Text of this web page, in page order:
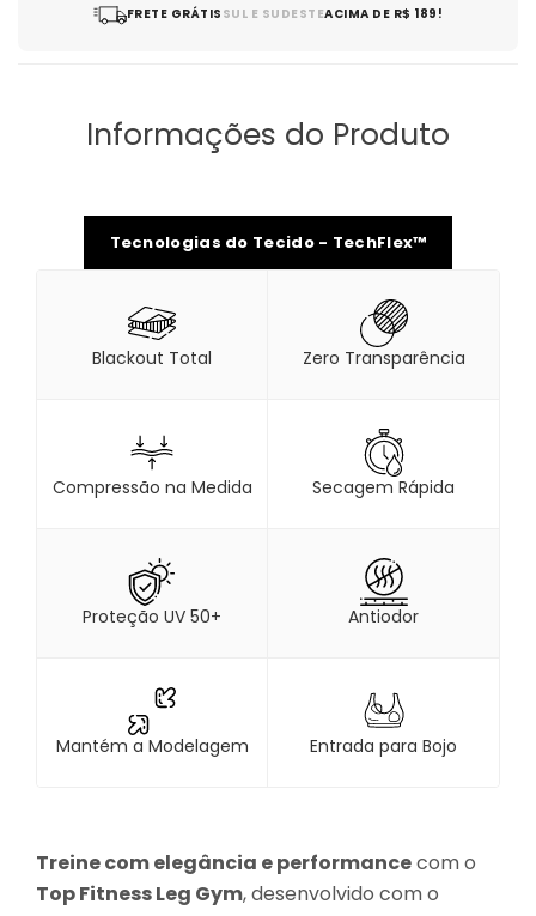
FRETE GRÁTIS SUL E SUDESTEACIMA DE R$ 189!
Informações do Produto
Tecnologias do Tecido - TechFlex™
Blackout Total Zero Transparência
Compressão na Medida Secagem Rápida
Proteção UV 50+ Antiodor
Mantém a Modelagem Entrada para Bojo
Treine com elegância e performancecom o
Top Fitness Leg Gym, desenvolvido com o